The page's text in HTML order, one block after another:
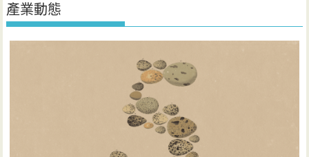
產業動態